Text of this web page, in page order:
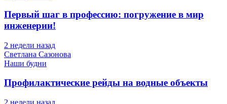
Первый шаг в профессию: погружение в мир
инженерии!
2 недели назад
Светлана Сазонова
Наши будни
Профилактические рейды на водные объекты
2 недели назад